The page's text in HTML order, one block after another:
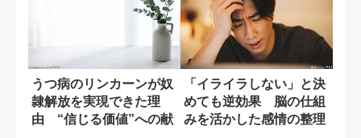
うつ病のリンカーンが奴
隷解放を実現できた理
由 “信じる価値”への献
「イライラしない」と決
めても逆効果 脳の仕組
みを活かした感情の整理